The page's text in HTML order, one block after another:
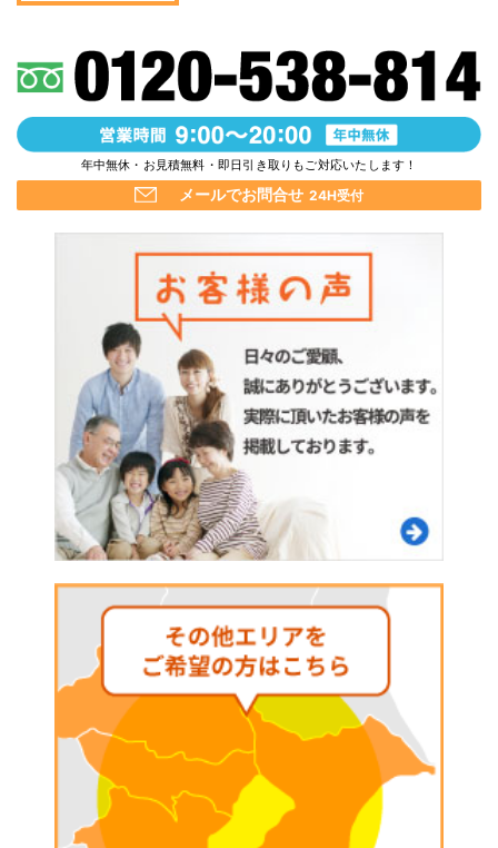
WEB割引券プレゼント！
年中無休・お見積無料・即日引き取りもご対応いたします！
メールでお問合せ 24H受付